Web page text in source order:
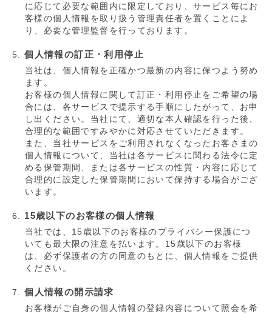
に応じて必要な範囲内に限定しており、サービス毎にお
客様の個人情報を取り扱う管理責任者を置くことによ
り、必要な管理監督を行っております。
個人情報の訂正・利用停止
当社は、個人情報を正確かつ最新の内容に保つよう努め
ます。
お客様の個人情報に関して訂正・利用停止をご希望の場
合には、各サービスで提示する手順にしたがって、お申
し出ください。当社にて、適切な本人確認を行った後、
合理的な範囲ですみやかに対応させていただきます。
また、当社サービスをご利用されなくなったお客さまの
個人情報について、当社は各サービスに関わる法令に定
める保管期間、または各サービスの性質・内容に応じて
合理的に設定した保管期間において保持する場合がござ
います。
15歳以下のお客様の個人情報
当社では、15歳以下のお客様のプライバシー保護につ
いても最大限の注意を払います。15歳以下のお客様
は、必ず保護者の方の同意のもとに、個人情報をご提供
ください。
個人情報の開示請求
お客様がご自身の個人情報の登録内容について照会を希